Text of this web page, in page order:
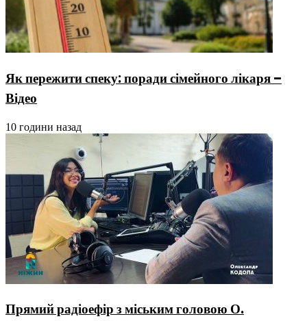
Як пережити спеку: поради сімейного лікаря –
Відео
10 години назад
Прямий радіоефір з міським головою О.